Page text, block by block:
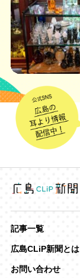
記事一覧
広島CLiP新聞とは
お問い合わせ